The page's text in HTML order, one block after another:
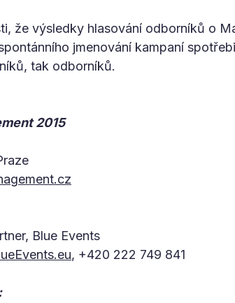
že výsledky hlasování odborníků o
jmenování kampaní
tak odborníků.
2015
Blue Events
, +420 222 749 841